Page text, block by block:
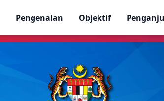
Pengenalan Objektif